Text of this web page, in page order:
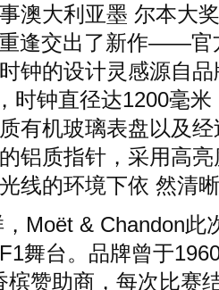
澳大利亚墨 尔本大
逢交出了新作——官
钟的设计灵感源自品
时钟直径达1200毫米
有机玻璃表盘以及
铝质指针，采用高亮
线的环境下依 然清
Moët & Chandon此
舞台。品牌曾于
槟赞助商，每次比赛